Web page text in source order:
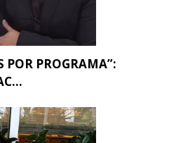
POR PROGRAMA”: